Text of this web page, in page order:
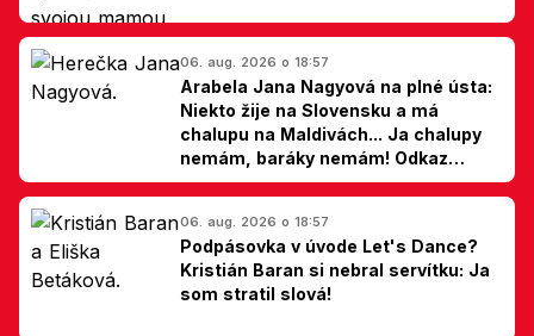
06. aug. 2026 o 18:57
Arabela Jana Nagyová na plné ústa:
Niekto žije na Slovensku a má
chalupu na Maldivách... Ja chalupy
nemám, baráky nemám! Odkaz
Slovákom
06. aug. 2026 o 18:57
Podpásovka v úvode Let's Dance?
Kristián Baran si nebral servítku: Ja
som stratil slová!